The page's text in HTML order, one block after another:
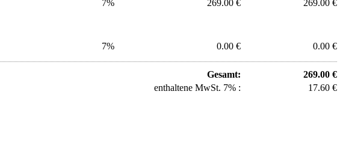
7% 269.00 € 269.00 €
7% 0.00 € 0.00 €
Gesamt:
269.00 €
enthaltene MwSt. 7% :
17.60 €